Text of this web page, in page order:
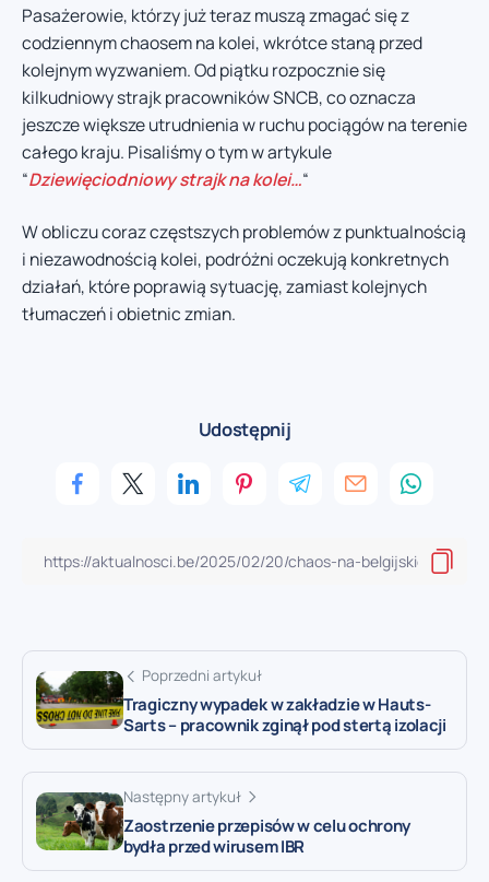
Pasażerowie, którzy już teraz muszą zmagać się z
codziennym chaosem na kolei, wkrótce staną przed
kolejnym wyzwaniem. Od piątku rozpocznie się
kilkudniowy strajk pracowników SNCB, co oznacza
jeszcze większe utrudnienia w ruchu pociągów na terenie
całego kraju. Pisaliśmy o tym w artykule
“Dziewięciodniowy strajk na kolei…“
W obliczu coraz częstszych problemów z punktualnością
i niezawodnością kolei, podróżni oczekują konkretnych
działań, które poprawią sytuację, zamiast kolejnych
tłumaczeń i obietnic zmian.
Udostępnij
Poprzedni artykuł
Tragiczny wypadek w zakładzie w Hauts-
Sarts – pracownik zginął pod stertą izolacji
Następny artykuł
Zaostrzenie przepisów w celu ochrony
bydła przed wirusem IBR